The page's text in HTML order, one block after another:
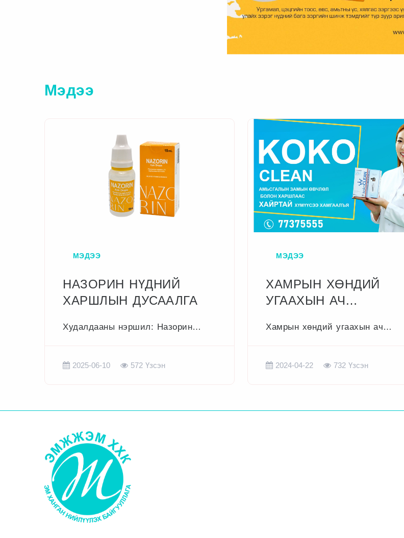
Мэдээ
МЭДЭЭ
НАЗОРИН НҮДНИЙ
ХАРШЛЫН ДУСААЛГА
Худалдааны нэршил: Назорин
Найрлага: Мл бүрд: Идэвхтэй:
Гидрохлорид .....................0.25мг
Хлорид .................................0.1мг
2025-06-10 572 Үзсэн
МЭДЭЭ
ХАМРЫН ХӨНДИЙ
УГААХЫН АЧ
Хамрын хөндий угаахын ач
2024-04-22 732 Үзсэн